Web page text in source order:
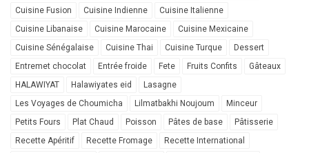
Cuisine Fusion
Cuisine Indienne
Cuisine Italienne
Cuisine Libanaise
Cuisine Marocaine
Cuisine Mexicaine
Cuisine Sénégalaise
Cuisine Thai Cuisine Turque
Dessert
Entremet chocolat
Entrée froide Fete Fruits Confits
Gâteaux
HALAWIYAT
Halawiyates eid
Lasagne
Les Voyages de Choumicha
Lilmatbakhi Noujoum
Minceur
Petits Fours
Plat Chaud Poisson Pâtes de base
Pâtisserie
Recette Apéritif
Recette Fromage
Recette International